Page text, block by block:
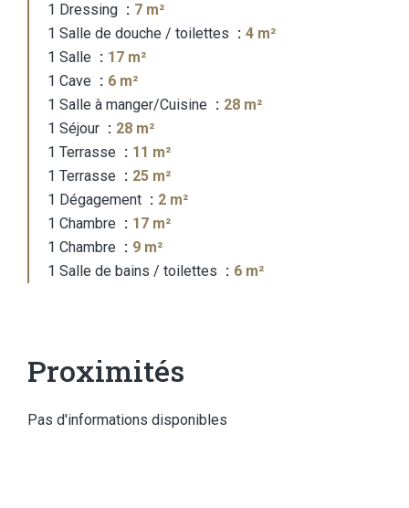
1 Dressing
7 m²
1 Salle de douche / toilettes
4 m²
1 Salle
17 m²
1 Cave
6 m²
1 Salle à manger/Cuisine
28 m²
1 Séjour
28 m²
1 Terrasse
11 m²
1 Terrasse
25 m²
1 Dégagement
2 m²
1 Chambre
17 m²
1 Chambre
9 m²
1 Salle de bains / toilettes
6 m²
Proximités
Pas d'informations disponibles